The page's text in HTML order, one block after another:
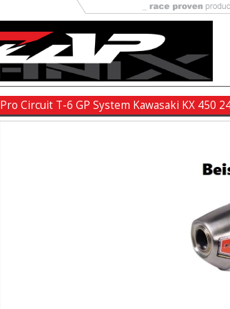
Pro Circuit T-6 GP System Kawasaki KX 450